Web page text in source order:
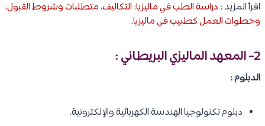
اقرأ المزيد : دراسة الطب في ماليزيا: التكاليف، متطلبات وشروط القبول،
وخطوات العمل كطبيب في ماليزيا.
2- المعهد الماليزي البريطاني :
الدبلوم :
دبلوم تكنولوجيا الهندسة الكهربائية والإلكترونية.